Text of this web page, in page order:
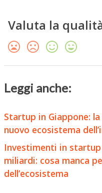
Valuta la
Leggi anche:
Startup in Giappone:
nuovo ecosistema
Investimenti in startup
miliardi: cosa manca
dell’ecosistema